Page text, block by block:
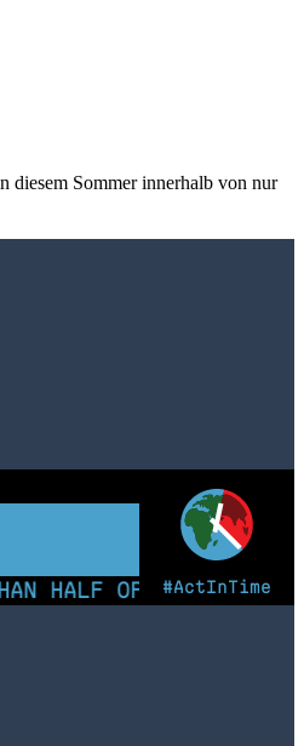
diesem Sommer innerhalb von nur
#ActInTime
OF ITS